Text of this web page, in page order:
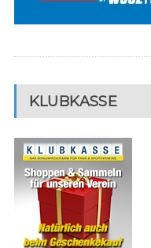
KLUBKASSE